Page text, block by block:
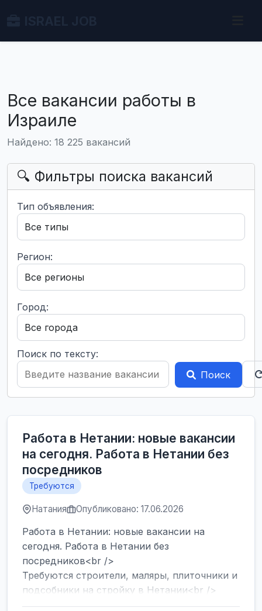
Все вакансии работы в
Израиле
Найдено: 18 225 вакансий
🔍 Фильтры поиска вакансий
Тип объявления:
Регион:
Город:
Поиск по тексту:
Поиск
Работа в Нетании: новые вакансии
на сегодня. Работа в Нетании без
посредников
Требуются
Натания Опубликовано: 17.06.2026
Работа в Нетании: новые вакансии на
сегодня. Работа в Нетании без
посредников<br />
Требуются строители, маляры, плиточники и
подсобники на стройку в Нетании<br />
Срочно требуются горничные, уборщи...